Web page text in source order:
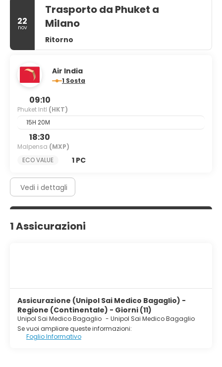
22
nov
Trasporto da Phuket a
Milano
Ritorno
Air India
1 Sosta
09:10
Phuket Intl (HKT)
15H 20M
18:30
Malpensa (MXP)
ECO VALUE
1 PC
Vedi i dettagli
1 Assicurazioni
Assicurazione (Unipol Sai Medico Bagaglio) -
Regione (Continentale) - Giorni (11)
Unipol Sai Medico Bagaglio - Unipol Sai Medico Bagaglio
Se vuoi ampliare queste informazioni:
Foglio Informativo